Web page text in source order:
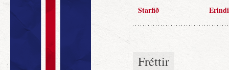
Starfið Erindi
Fréttir